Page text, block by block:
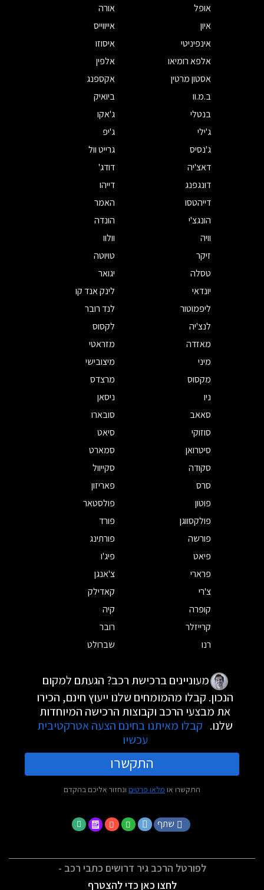
אופל
אורה
איון
אייווייס
אינפיניטי
איסוזו
אלפא רומיאו
אלפין
אסטון מרטין
אקספנג
ב.מ.וו
ביואיק
בנטלי
ג'אקו
ג'ילי
ג'יפ
ג'נסיס
גרייט וול
דאצ'יה
דודג'
דונגפנג
דייהו
דייהטסו
האמר
הונגצ'י
הונדה
וויה
וולוו
זיקר
טויוטה
טסלה
יגואר
יונדאי
לינק אנד קו
ליפמוטור
לנד רובר
לנצ'יה
לקסוס
מאזדה
מזראטי
מיני
מיצובישי
מקסוס
מרצדס
ניו
ניסאן
סאאב
סובארו
סוזוקי
סיאט
סיטרואן
סמארט
סקודה
סקייוול
סרס
פאריזון
פוטון
פולסטאר
פולקסווגן
פורד
פורשה
פורתינג
פיאט
פיג'ו
פרארי
צ'אנגן
צ'רי
קאדילק
קופרה
קיה
קרייזלר
רובר
רנו
שברולט
מעוניינים ברכישת רכב? הגעתם למקום
הנכון. קבלו מהמומחים שלנו ייעוץ חינם, הכירו
את מבצעי הרכב וקבוצות הרכישה המיוחדות
שלנו. קבלו מאיתנו בחינם הצעה אטרקטיבית
עכשיו
התקשרו
התקשרו או מלאו פרטים ונחזור אליכם בהקדם
שתף
לפורטל הרכב גיר דרושים כתבי רכב -
לחצו כאן כדי להצטרף